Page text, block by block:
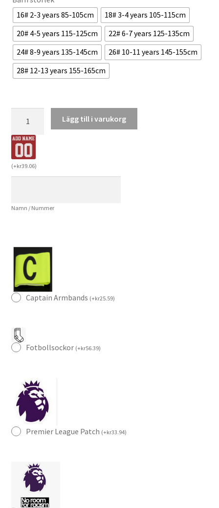
16# 2-3 years 85-105cm
18# 3-4 years 105-115cm
20# 4-5 years 115-125cm
22# 6-7 years 125-135cm
24# 8-9 years 135-145cm
26# 10-11 years 145-155cm
28# 12-13 years 155-165cm
United
Barn
Tredjeställ
2025/26
Wayne
Kortärmad
Shorts
mängd
Lägg till i varukorg
(+kr39.06)
Namn / Nummer
Captain Armbands (+kr25.59)
Fotbollsockor (+kr56.39)
Premier League Patch (+kr33.94)